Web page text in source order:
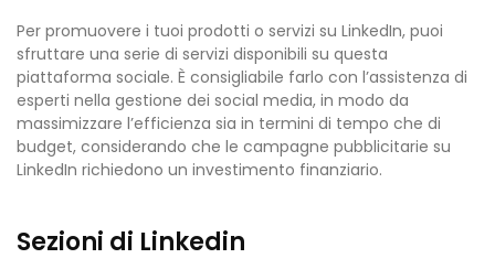
Per promuovere i tuoi prodotti o servizi su LinkedIn, puoi
sfruttare una serie di servizi disponibili su questa
piattaforma sociale. È consigliabile farlo con l’assistenza di
esperti nella gestione dei social media, in modo da
massimizzare l’efficienza sia in termini di tempo che di
budget, considerando che le campagne pubblicitarie su
LinkedIn richiedono un investimento finanziario.
Sezioni di Linkedin